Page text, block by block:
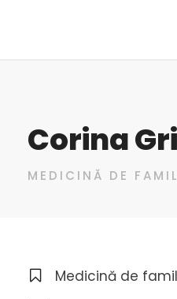
Corina
MEDICINĂ DE
Medicină de